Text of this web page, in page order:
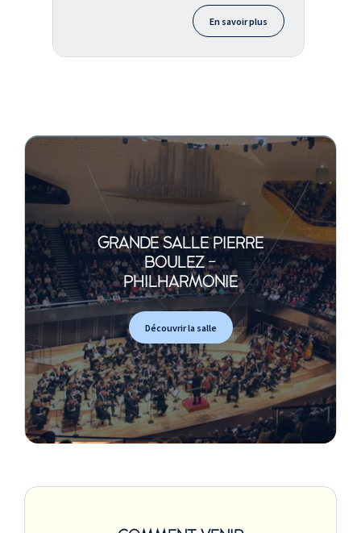
En savoir plus
GRANDE SALLE PIERRE
BOULEZ -
PHILHARMONIE
Découvrir la salle